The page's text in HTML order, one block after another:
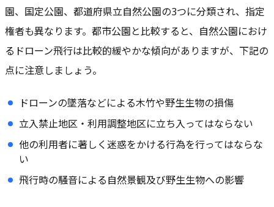
園、国定公園、都道府県立自然公園の3つに分類され、指定
権者も異なります。都市公園と比較すると、自然公園におけ
るドローン飛行は比較的緩やかな傾向がありますが、下記の
点に注意しましょう。
ドローンの墜落などによる木竹や野生生物の損傷
立入禁止地区・利用調整地区に立ち入ってはならない
他の利用者に著しく迷惑をかける行為を行ってはならな
い
飛行時の騒音による自然景観及び野生生物への影響